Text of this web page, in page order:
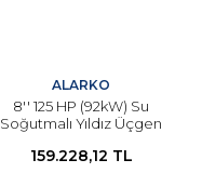
ALARKO
8'' 125 HP (92kW) Su
Soğutmalı Yıldız Üçgen
159.228,12 TL